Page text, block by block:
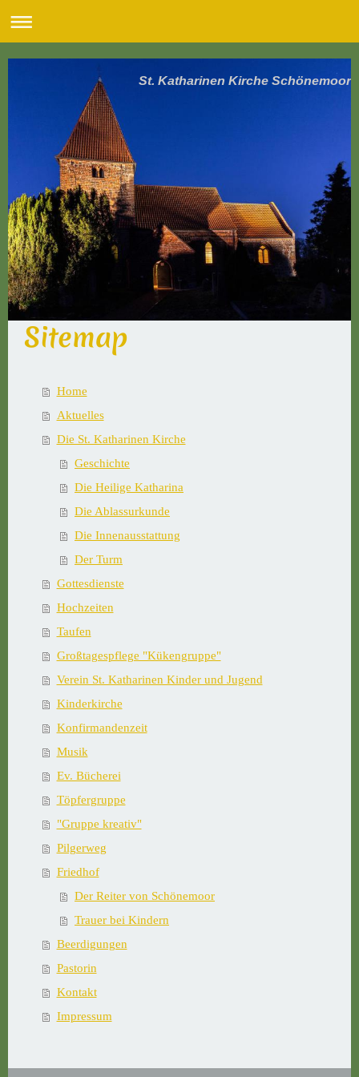
St. Katharinen Kirche Schönemoor
Sitemap
Home
Aktuelles
Die St. Katharinen Kirche
Geschichte
Die Heilige Katharina
Die Ablassurkunde
Die Innenausstattung
Der Turm
Gottesdienste
Hochzeiten
Taufen
Großtagespflege "Kükengruppe"
Verein St. Katharinen Kinder und Jugend
Kinderkirche
Konfirmandenzeit
Musik
Ev. Bücherei
Töpfergruppe
"Gruppe kreativ"
Pilgerweg
Friedhof
Der Reiter von Schönemoor
Trauer bei Kindern
Beerdigungen
Pastorin
Kontakt
Impressum